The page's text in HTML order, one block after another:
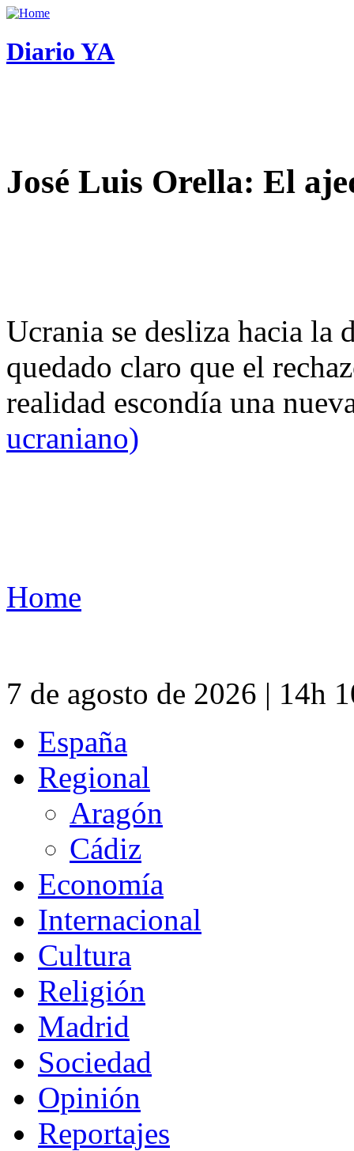
Diario YA
José Luis Orella: El
Ucrania se desliza hacia
quedado claro que el
realidad escondía una
ucraniano)
Home
7 de agosto de 2026 | 14h
España
Regional
Aragón
Cádiz
Economía
Internacional
Cultura
Religión
Madrid
Sociedad
Opinión
Reportajes